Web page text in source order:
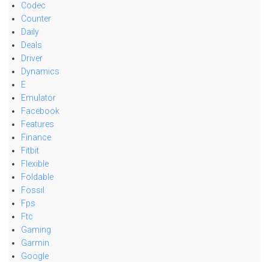
Codec
Counter
Daily
Deals
Driver
Dynamics
E
Emulator
Facebook
Features
Finance
Fitbit
Flexible
Foldable
Fossil
Fps
Ftc
Gaming
Garmin
Google